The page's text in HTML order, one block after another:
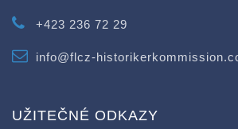
+423 236 72 29
info@flcz-
UŽITEČNÉ ODKAZY